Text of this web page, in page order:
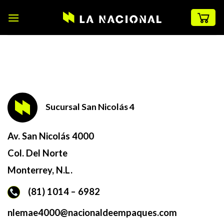
Sucursal San Nicolás 4
Av. San Nicolás 4000
Col. Del Norte
Monterrey, N.L.
(81) 1014 – 6982
nlemae4000@nacionaldeempaques.com